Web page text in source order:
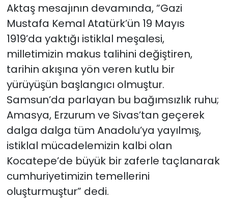
Aktaş mesajının devamında, “Gazi
Mustafa Kemal Atatürk’ün 19 Mayıs
1919’da yaktığı istiklal meşalesi,
milletimizin makus talihini değiştiren,
tarihin akışına yön veren kutlu bir
yürüyüşün başlangıcı olmuştur.
Samsun’da parlayan bu bağımsızlık ruhu;
Amasya, Erzurum ve Sivas’tan geçerek
dalga dalga tüm Anadolu’ya yayılmış,
istiklal mücadelemizin kalbi olan
Kocatepe’de büyük bir zaferle taçlanarak
cumhuriyetimizin temellerini
oluşturmuştur” dedi.